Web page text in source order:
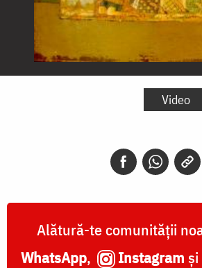
Icoana
Video
Alătură-te comunității
WhatsApp, Instagram și